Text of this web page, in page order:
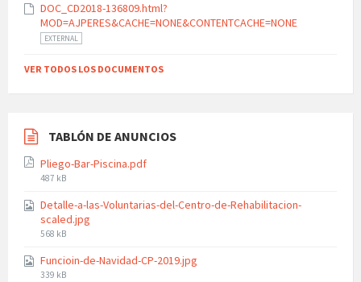
DOC_CD2018-136809.html?
MOD=AJPERES&CACHE=NONE&CONTENTCACHE=NONE
EXTERNAL
VER TODOS LOS DOCUMENTOS
TABLÓN DE ANUNCIOS
Pliego-Bar-Piscina.pdf
File
487 kB
Detalle-a-las-Voluntarias-del-Centro-de-Rehabilitacion-
scaled.jpg
File
568 kB
Funcioin-de-Navidad-CP-2019.jpg
File
339 kB